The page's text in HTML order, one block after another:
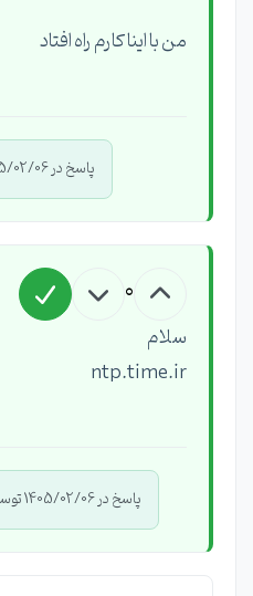
من با اینا کارم راه افتاد
پاسخ در 1405/02/06 توسط
0
سلام
ntp.time.ir
پاسخ در 1405/02/06 توسط